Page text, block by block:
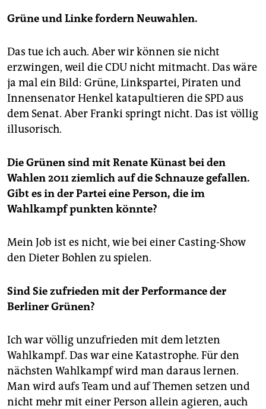
Grüne und Linke fordern Neuwahlen.
Das tue ich auch. Aber wir können sie nicht
erzwingen, weil die CDU nicht mitmacht. Das wäre
ja mal ein Bild: Grüne, Linkspartei, Piraten und
Innensenator Henkel katapultieren die SPD aus
dem Senat. Aber Franki springt nicht. Das ist völlig
illusorisch.
Die Grünen sind mit Renate Künast bei den
Wahlen 2011 ziemlich auf die Schnauze gefallen.
Gibt es in der Partei eine Person, die im
Wahlkampf punkten könnte?
Mein Job ist es nicht, wie bei einer Casting-Show
den Dieter Bohlen zu spielen.
Sind Sie zufrieden mit der Performance der
Berliner Grünen?
Ich war völlig unzufrieden mit dem letzten
Wahlkampf. Das war eine Katastrophe. Für den
nächsten Wahlkampf wird man daraus lernen.
Man wird aufs Team und auf Themen setzen und
nicht mehr mit einer Person allein agieren, auch